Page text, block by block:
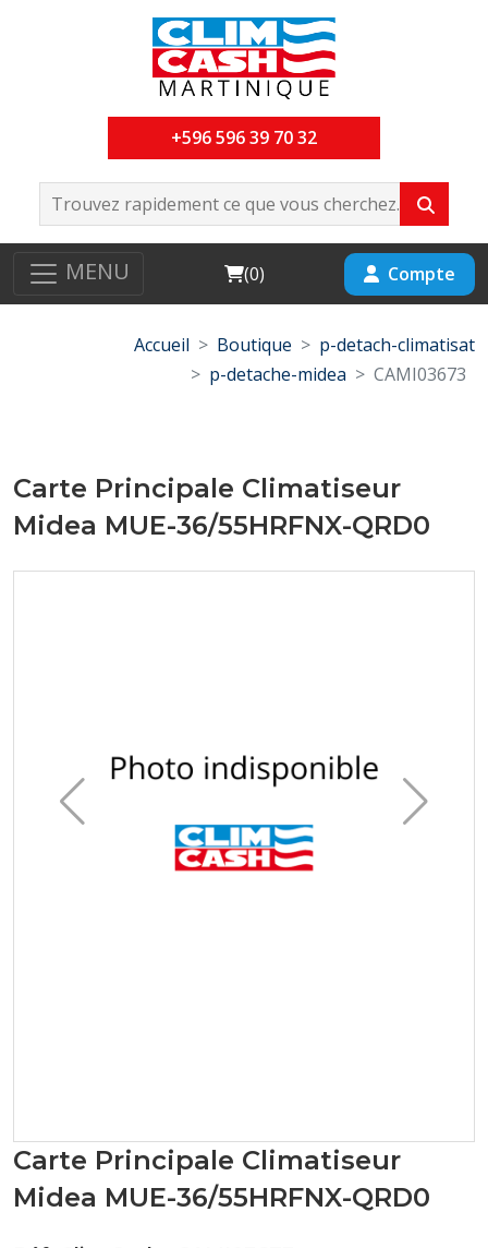
+596 596 39 70 32
MENU Cart
(0) Compte
Accueil Boutique
p-detach-climatisat
p-detache-midea
CAMI03673
Carte Principale Climatiseur
Midea MUE-36/55HRFNX-QRD0
Carte Principale Climatiseur
Midea MUE-36/55HRFNX-QRD0